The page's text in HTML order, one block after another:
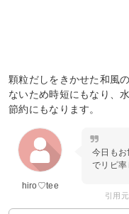
顆粒だしをきかせた和風
ないため時短にもなり、
節約にもなります。
hiro♡tee
今日も
でリピ率
引用